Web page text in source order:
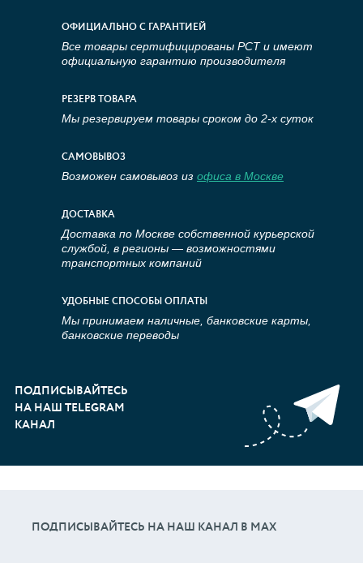
ОФИЦИАЛЬНО С ГАРАНТИЕЙ
Все товары сертифицированы РСТ и имеют
официальную гарантию производителя
РЕЗЕРВ ТОВАРА
Мы резервируем товары сроком до 2-х суток
САМОВЫВОЗ
Возможен самовывоз из офиса в Москве
ДОСТАВКА
Доставка по Москве собственной курьерской
службой, в регионы — возможностями
транспортных компаний
УДОБНЫЕ СПОСОБЫ ОПЛАТЫ
Мы принимаем наличные, банковские карты,
банковские переводы
ПОДПИСЫВАЙТЕСЬ
НА НАШ TELEGRAM
КАНАЛ
ПОДПИСЫВАЙТЕСЬ НА НАШ КАНАЛ В МАХ